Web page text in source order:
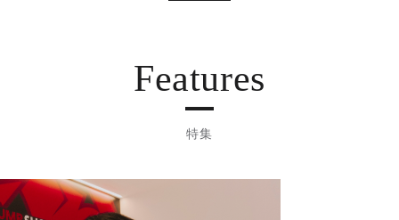
Features
特集